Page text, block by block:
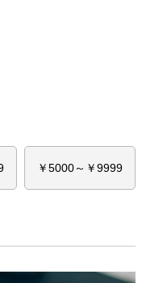
￥5000～￥9999